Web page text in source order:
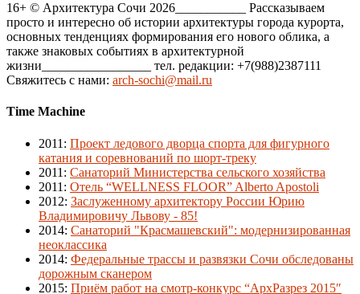
16+ © Архитектура Сочи 2026___________ Рассказываем
просто и интересно об истории архитектуры города курорта,
основных тенденциях формирования его нового облика, а
также знаковых событиях в архитектурной
жизни_________________ тел. редакции: +7(988)2387111
Свяжитесь с нами: arch-sochi@mail.ru
Time Machine
2011 : Проект ледового дворца спорта для фигурного
катания и соревнований по шорт-треку
2011 : Санаторий Министерства сельского хозяйства
2011 : Отель “WELLNESS FLOOR” Alberto Apostoli
2012: Заслуженному архитектору России Юрию
Владимировичу Львову - 85!
2014: Санаторий "Красмашевский": модернизированная
неоклассика
2014: Федеральные трассы и развязки Сочи обследованы
дорожным сканером
2015: Приём работ на смотр-конкурс “АрхРазрез 2015″